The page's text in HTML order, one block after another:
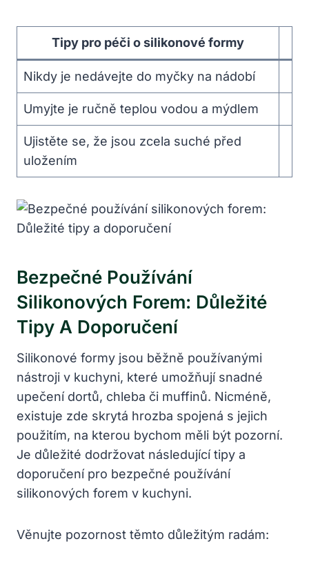
Tipy pro péči o silikonové formy
Nikdy je nedávejte do myčky na nádobí
Umyjte je ručně teplou vodou a mýdlem
Ujistěte se, že jsou zcela suché před
uložením
Bezpečné Používání
Silikonových Forem: Důležité
Tipy A Doporučení
Silikonové formy jsou běžně používanými
nástroji v kuchyni, které umožňují snadné
upečení dortů, chleba či muffinů. Nicméně,
existuje zde skrytá hrozba spojená s jejich
použitím, na kterou bychom měli být pozorní.
Je důležité dodržovat následující tipy a
doporučení pro bezpečné používání
silikonových forem v kuchyni.
Věnujte pozornost těmto důležitým radám: